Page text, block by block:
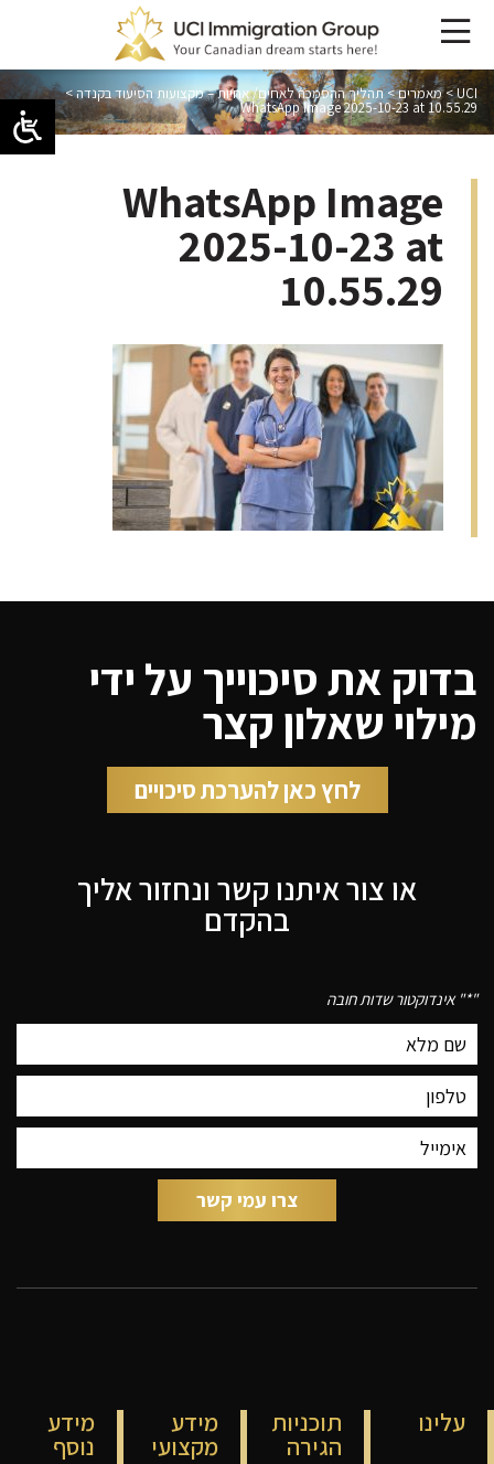
UCI
>מאמרים>תהליך ההסמכה לאחים/ אחיות – מקצועות הסיעוד בקנדה>
WhatsApp Image 2025-10-23 at 10.55.29
WhatsApp Image
2025-10-23 at
10.55.29
בדוק את סיכוייך על ידי
מילוי שאלון קצר
לחץ כאן להערכת סיכויים
או צור איתנו קשר ונחזור אליך
בהקדם
"
*" אינדוקטור שדות חובה
עלינו תוכניות
הגירה
מידע
מקצועי
מידע
נוסף